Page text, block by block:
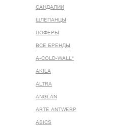
САНДАЛИИ
ШЛЕПАНЦЫ
ЛОФЕРЫ
ВСЕ БРЕНДЫ
A-COLD-WALL*
AKILA
ALTRA
ANGLAN
ARTE ANTWERP
ASICS